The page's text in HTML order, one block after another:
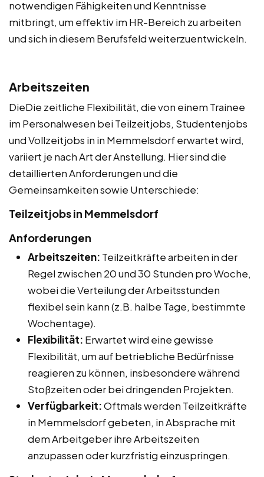
notwendigen Fähigkeiten und Kenntnisse
mitbringt, um effektiv im HR-Bereich zu arbeiten
und sich in diesem Berufsfeld weiterzuentwickeln.
Arbeitszeiten
DieDie zeitliche Flexibilität, die von einem Trainee
im Personalwesen bei Teilzeitjobs, Studentenjobs
und Vollzeitjobs in in Memmelsdorf erwartet wird,
variiert je nach Art der Anstellung. Hier sind die
detaillierten Anforderungen und die
Gemeinsamkeiten sowie Unterschiede:
Teilzeitjobs in Memmelsdorf
Anforderungen
Arbeitszeiten: Teilzeitkräfte arbeiten in der
Regel zwischen 20 und 30 Stunden pro Woche,
wobei die Verteilung der Arbeitsstunden
flexibel sein kann (z.B. halbe Tage, bestimmte
Wochentage).
Flexibilität: Erwartet wird eine gewisse
Flexibilität, um auf betriebliche Bedürfnisse
reagieren zu können, insbesondere während
Stoßzeiten oder bei dringenden Projekten.
Verfügbarkeit:Oftmals werden Teilzeitkräfte
in Memmelsdorf gebeten, in Absprache mit
dem Arbeitgeber ihre Arbeitszeiten
anzupassen oder kurzfristig einzuspringen.